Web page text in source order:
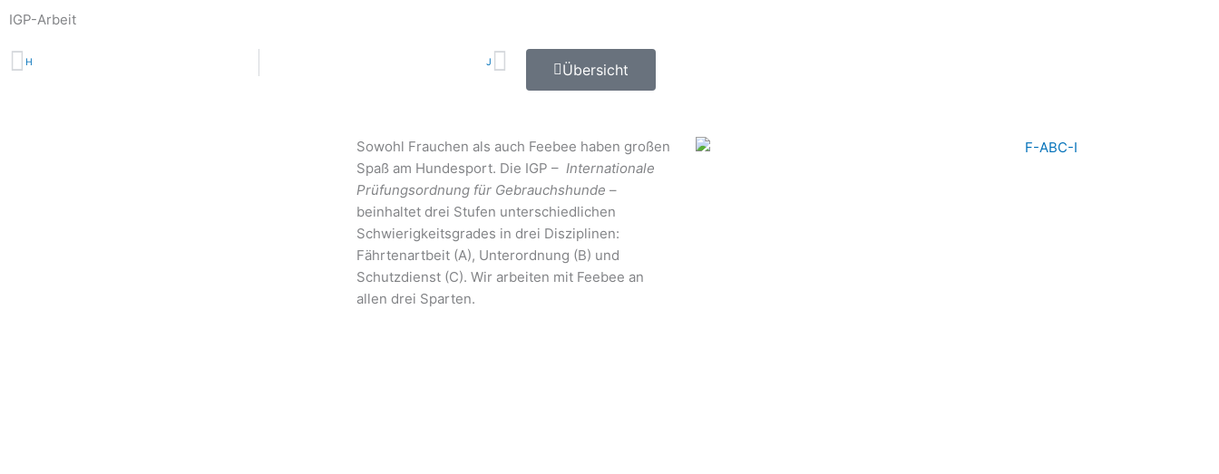
IGP-Arbeit
Zurück
H J Nächster
Übersicht
Sowohl Frauchen als auch Feebee haben großen
Spaß am Hundesport. Die IGP –Internationale
Prüfungsordnung für Gebrauchshunde –
beinhaltet drei Stufen unterschiedlichen
Schwierigkeitsgrades in drei Disziplinen:
Fährtenartbeit (A), Unterordnung (B) und
Schutzdienst (C). Wir arbeiten mit Feebee an
allen drei Sparten.